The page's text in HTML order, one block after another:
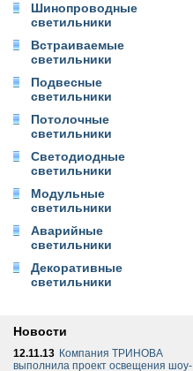
Шинопроводные
светильники
Встраиваемые
светильники
Подвесные
светильники
Потолочные
светильники
Светодиодные
светильники
Модульные
светильники
Аварийные
светильники
Декоративные
светильники
Новости
12.11.13 Компания ТРИНОВА
выполнила проект освещения шоу-